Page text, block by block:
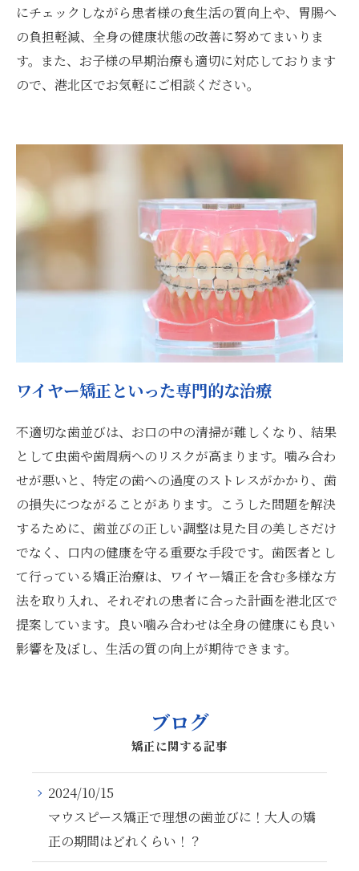
にチェックしながら患者様の食生活の質向上や、胃腸へ
の負担軽減、全身の健康状態の改善に努めてまいりま
す。また、お子様の早期治療も適切に対応しております
ので、港北区でお気軽にご相談ください。
ワイヤー矯正といった専門的な治療
不適切な歯並びは、お口の中の清掃が難しくなり、結果
として虫歯や歯周病へのリスクが高まります。噛み合わ
せが悪いと、特定の歯への過度のストレスがかかり、歯
の損失につながることがあります。こうした問題を解決
するために、歯並びの正しい調整は見た目の美しさだけ
でなく、口内の健康を守る重要な手段です。歯医者とし
て行っている矯正治療は、ワイヤー矯正を含む多様な方
法を取り入れ、それぞれの患者に合った計画を港北区で
提案しています。良い噛み合わせは全身の健康にも良い
影響を及ぼし、生活の質の向上が期待できます。
ブログ
矯正に関する記事
2024/10/15
マウスピース矯正で理想の歯並びに！大人の矯
正の期間はどれくらい！？